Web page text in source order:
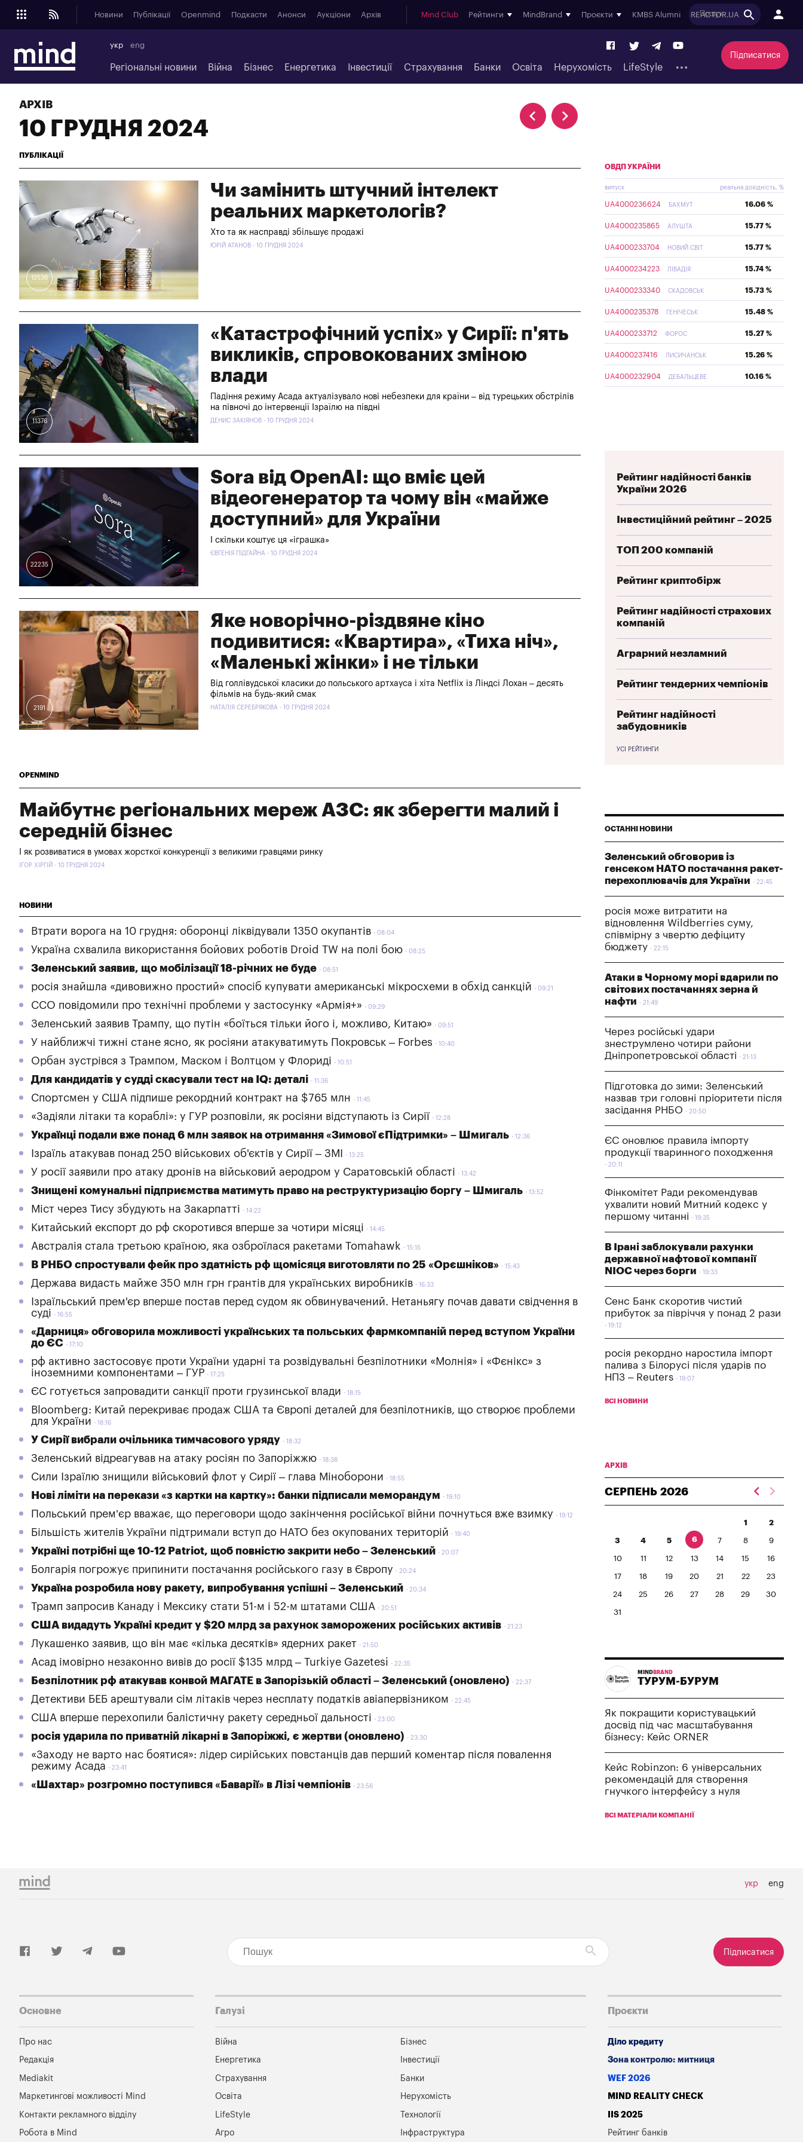
Новини Публікації Openmind Подкасти Анонси Аукціони Архів Mind Club Рейтинги MindBrand Проєкти KMBS Alumni REACTOR.UA
укр eng
Регіональні новини Війна Бізнес Енергетика Інвестиції Страхування Банки Освіта Нерухомість LifeStyle
Підписатися
АРХІВ
10 ГРУДНЯ 2024
ПУБЛІКАЦІЇ
12536
Чи замінить штучний інтелект
реальних маркетологів?
Хто та як насправді збільшує продажі
ЮРІЙ АТАНОВ - 10 ГРУДНЯ 2024
11376
«Катастрофічний успіх» у Сирії: п'ять
викликів, спровокованих зміною
влади
Падіння режиму Асада актуалізувало нові небезпеки для країни – від турецьких обстрілів
на півночі до інтервенції Ізраїлю на півдні
ДЕНИС ЗАКІЯНОВ - 10 ГРУДНЯ 2024
22235
Sora від OpenAI: що вміє цей
відеогенератор та чому він «майже
доступний» для України
І скільки коштує ця «іграшка»
ЄВГЕНІЯ ПІДГАЙНА - 10 ГРУДНЯ 2024
2191
Яке новорічно-різдвяне кіно
подивитися: «Квартира», «Тиха ніч»,
«Маленькі жінки» і не тільки
Від голлівудської класики до польського артхауса і хіта Netflix із Ліндсі Лохан – десять
фільмів на будь-який смак
НАТАЛІЯ СЕРЕБРЯКОВА - 10 ГРУДНЯ 2024
OPENMIND
Майбутнє регіональних мереж АЗС: як зберегти малий і
середній бізнес
І як розвиватися в умовах жорсткої конкуренції з великими гравцями ринку
ІГОР ХІРГІЙ - 10 ГРУДНЯ 2024
НОВИНИ
Втрати ворога на 10 грудня: оборонці ліквідували 1350 окупантів 08:04
Україна схвалила використання бойових роботів Droid TW на полі бою 08:25
Зеленський заявив, що мобілізації 18-річних не буде 08:51
росія знайшла «дивовижно простий» спосіб купувати американські мікросхеми в обхід санкцій 09:21
ССО повідомили про технічні проблеми у застосунку «Армія+» 09:29
Зеленський заявив Трампу, що путін «боїться тільки його і, можливо, Китаю» 09:51
У найближчі тижні стане ясно, як росіяни атакуватимуть Покровськ – Forbes 10:40
Орбан зустрівся з Трампом, Маском і Волтцом у Флориді 10:51
Для кандидатів у судді скасували тест на IQ: деталі 11:36
Спортсмен у США підпише рекордний контракт на $765 млн 11:45
«Задіяли літаки та кораблі»: у ГУР розповіли, як росіяни відступають із Сирії 12:28
Українці подали вже понад 6 млн заявок на отримання «Зимової єПідтримки» – Шмигаль 12:36
Ізраїль атакував понад 250 військових об'єктів у Сирії – ЗМІ 13:25
У росії заявили про атаку дронів на військовий аеродром у Саратовській області 13:42
Знищені комунальні підприємства матимуть право на реструктуризацію боргу – Шмигаль 13:52
Міст через Тису збудують на Закарпатті 14:22
Китайський експорт до рф скоротився вперше за чотири місяці 14:45
Австралія стала третьою країною, яка озброїлася ракетами Tomahawk 15:15
В РНБО спростували фейк про здатність рф щомісяця виготовляти по 25 «Орєшніков» 15:43
Держава видасть майже 350 млн грн грантів для українських виробників 16:33
Ізраїльський прем'єр вперше постав перед судом як обвинувачений. Нетаньягу почав давати свідчення в
суді
16:55
«Дарниця» обговорила можливості українських та польських фармкомпаній перед вступом України
до ЄС
17:10
рф активно застосовує проти України ударні та розвідувальні безпілотники «Молнія» і «Фєнікс» з
іноземними компонентами – ГУР
17:25
ЄС готується запровадити санкції проти грузинської влади 18:15
Bloomberg: Китай перекриває продаж США та Європі деталей для безпілотників, що створює проблеми
для України
18:16
У Сирії вибрали очільника тимчасового уряду 18:32
Зеленський відреагував на атаку росіян по Запоріжжю 18:38
Сили Ізраїлю знищили військовий флот у Сирії – глава Міноборони 18:55
Нові ліміти на перекази «з картки на картку»: банки підписали меморандум 19:10
Польський прем’єр вважає, що переговори щодо закінчення російської війни почнуться вже взимку 19:12
Більшість жителів України підтримали вступ до НАТО без окупованих територій 19:40
Україні потрібні ще 10-12 Patriot, щоб повністю закрити небо – Зеленський 20:07
Болгарія погрожує припинити постачання російського газу в Європу 20:24
Україна розробила нову ракету, випробування успішні – Зеленський 20:34
Трамп запросив Канаду і Мексику стати 51-м і 52-м штатами США 20:51
США видадуть Україні кредит у $20 млрд за рахунок заморожених російських активів 21:23
Лукашенко заявив, що він має «кілька десятків» ядерних ракет 21:50
Асад імовірно незаконно вивів до росії $135 млрд – Turkiye Gazetesi 22:35
Безпілотник рф атакував конвой МАГАТЕ в Запорізькій області – Зеленський (оновлено) 22:37
Детективи БЕБ арештували сім літаків через несплату податків авіапервізником 22:45
США вперше перехопили балістичну ракету середньої дальності 23:00
росія ударила по приватній лікарні в Запоріжжі, є жертви (оновлено) 23:30
«Заходу не варто нас боятися»: лідер сирійських повстанців дав перший коментар після повалення
режиму Асада
23:41
«Шахтар» розгромно поступився «Баварії» в Лізі чемпіонів 23:56
ОВДП УКРАЇНИ
випуск реальна дохідність, %
UA4000236624 БАХМУТ 16.06 %
UA4000235865 АЛУШТА 15.77 %
UA4000233704 НОВИЙ СВІТ 15.77 %
UA4000234223 ЛІВАДІЯ 15.74 %
UA4000233340 СКАДОВСЬК 15.73 %
UA4000235378 ГЕНІЧЕСЬК 15.48 %
UA4000233712 ФОРОС 15.27 %
UA4000237416 ЛИСИЧАНСЬК 15.26 %
UA4000232904 ДЕБАЛЬЦЕВЕ 10.16 %
Рейтинг надійності банків
України 2026
Інвестиційний рейтинг – 2025
ТОП 200 компаній
Рейтинг криптобірж
Рейтинг надійності страхових
компаній
Аграрний незламний
Рейтинг тендерних чемпіонів
Рейтинг надійності
забудовників
УСІ РЕЙТИНГИ
ОСТАННІ НОВИНИ
Зеленський обговорив із
генсеком НАТО постачання ракет-
перехоплювачів для України
22:45
росія може витратити на
відновлення Wildberries суму,
співмірну з чвертю дефіциту
бюджету
22:15
Атаки в Чорному морі вдарили по
світових постачаннях зерна й
нафти
21:49
Через російські удари
знеструмлено чотири райони
Дніпропетровської області
21:13
Підготовка до зими: Зеленський
назвав три головні пріоритети після
засідання РНБО
20:50
ЄС оновлює правила імпорту
продукції тваринного походження
20:11
Фінкомітет Ради рекомендував
ухвалити новий Митний кодекс у
першому читанні
19:35
В Ірані заблокували рахунки
державної нафтової компанії
NIOC через борги
19:33
Сенс Банк скоротив чистий
прибуток за півріччя у понад 2 рази
19:12
росія рекордно наростила імпорт
палива з Білорусі після ударів по
НПЗ – Reuters
19:07
ВСІ НОВИНИ
АРХІВ
СЕРПЕНЬ 2026
1 2
3 4 5 6 7 8 9
10 11 12 13 14 15 16
17 18 19 20 21 22 23
24 25 26 27 28 29 30
31
MIND BRAND
ТУРУМ-БУРУМ
Як покращити користувацький
досвід під час масштабування
бізнесу: Кейс ORNER
Кейс Robinzon: 6 універсальних
рекомендацій для створення
гнучкого інтерфейсу з нуля
ВСІ МАТЕРІАЛИ КОМПАНІЇ
укр eng
Підписатися
Основне
Про нас
Редакція
Mediakit
Маркетингові можливості Mind
Контакти рекламного відділу
Робота в Mind
Галузі
Війна Бізнес
Енергетика Інвестиції
Страхування Банки
Освіта Нерухомість
LifeStyle Технології
Агро Інфраструктура
Проєкти
Діло кредиту
Зона контролю: митниця
WEF 2026
MIND REALITY CHECK
IIS 2025
Рейтинг банків